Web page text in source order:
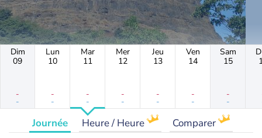
Dim
09
-
-
Lun
10
-
-
Mar
11
-
-
Mer
12
-
-
Jeu
13
-
-
Ven
14
-
-
Sam
15
-
-
Journée Heure / Heure Comparer